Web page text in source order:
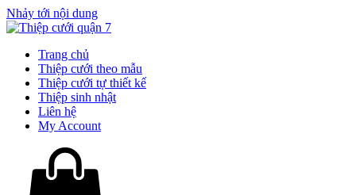
Nhảy tới nội dung
Trang chủ
Thiệp cưới theo mẫu
Thiệp cưới tự thiết kế
Thiệp sinh nhật
Liên hệ
My Account